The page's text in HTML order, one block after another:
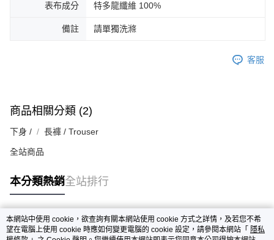
表布成分 特多龍纖維 100%
備註 請單獨洗滌
客服
商品相關分類 (2)
下身 / 長褲 / Trouser
全站商品
本分類熱銷全站排行
熱門標籤
本網站中使用 cookie，欲查詢有關本網站使用 cookie 方式之詳情，及若您不希
望在電腦上使用 cookie 時應如何變更電腦的 cookie 設定，請參閱本網站「 隱私